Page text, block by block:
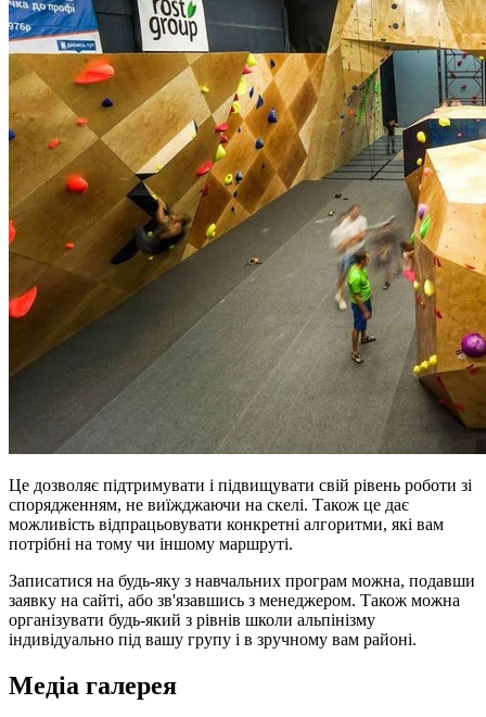
Це дозволяє підтримувати і підвищувати свій рівень роботи зі
спорядженням, не виїжджаючи на скелі. Також це дає
можливість відпрацьовувати конкретні алгоритми, які вам
потрібні на тому чи іншому маршруті.
Записатися на будь-яку з навчальних програм можна, подавши
заявку на сайті, або зв'язавшись з менеджером. Також можна
організувати будь-який з рівнів школи альпінізму
індивідуально під вашу групу і в зручному вам районі.
Медіа галерея